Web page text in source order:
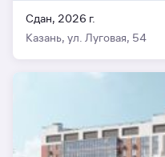
Сдан, 2026 г.
Казань, ул. Луговая, 54